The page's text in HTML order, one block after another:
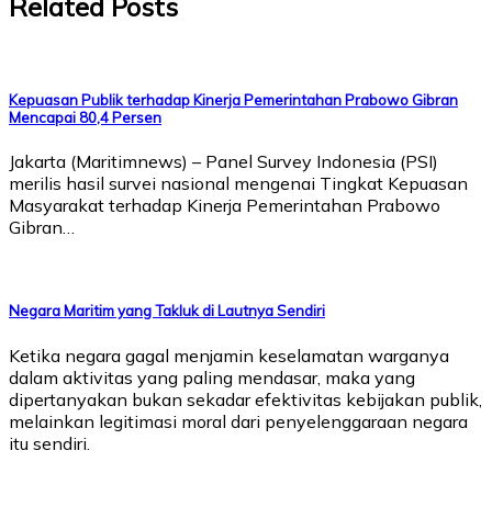
Related Posts
Kepuasan Publik terhadap Kinerja Pemerintahan Prabowo Gibran
Mencapai 80,4 Persen
Jakarta (Maritimnews) – Panel Survey Indonesia (PSI)
merilis hasil survei nasional mengenai Tingkat Kepuasan
Masyarakat terhadap Kinerja Pemerintahan Prabowo
Gibran…
Negara Maritim yang Takluk di Lautnya Sendiri
Ketika negara gagal menjamin keselamatan warganya
dalam aktivitas yang paling mendasar, maka yang
dipertanyakan bukan sekadar efektivitas kebijakan publik,
melainkan legitimasi moral dari penyelenggaraan negara
itu sendiri.